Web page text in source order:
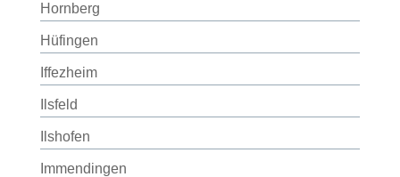
Hornberg
Hüfingen
Iffezheim
Ilsfeld
Ilshofen
Immendingen